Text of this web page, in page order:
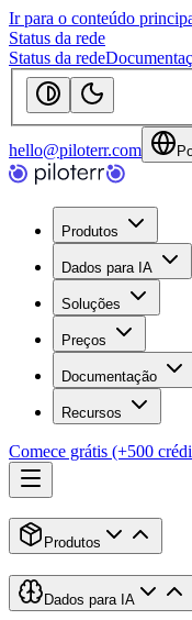
Ir para o conteúdo
Status da rede
Status da rede
hello@piloterr.com
Produtos
Dados para IA
Soluções
Preços
Documentação
Recursos
Comece grátis (+500
Produtos
Dados para IA